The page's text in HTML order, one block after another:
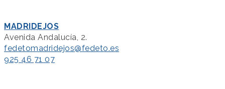
MADRIDEJOS
Avenida Andalucía, 2.
fedetomadridejos@fedeto.es
925 46 71 07